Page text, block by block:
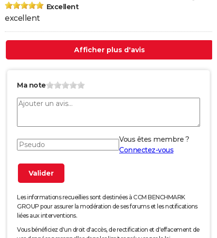
Excellent
excellent
Afficher plus d'avis
Ma note
Vous êtes membre ?
Connectez-vous
Les informations recueillies sont destinées à CCM BENCHMARK
GROUP pour assurer la modération de ses forums et les notifications
liées aux interventions.
Vous bénéficiez d'un droit d'accès, de rectification et d'effacement de